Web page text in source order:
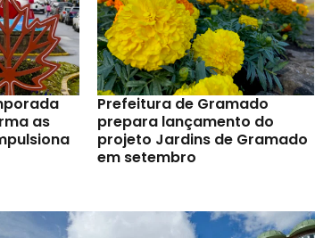
as
Prefeitura de Gramado
prepara lançamento do
projeto Jardins de Gramado
em setembro